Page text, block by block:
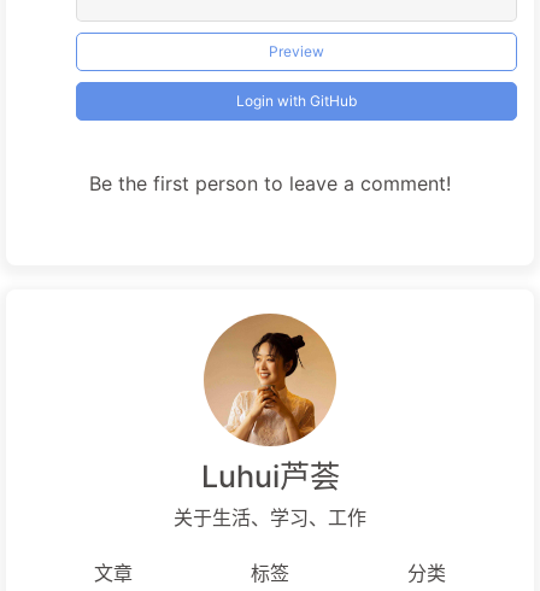
Preview
Login with GitHub
Be the first person to leave a comment!
Luhui芦荟
关于生活、学习、工作
文章 标签 分类